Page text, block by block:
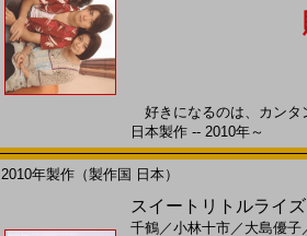
好きになるのは、カン
日本製作 -- 2010年～
2010年製作（製作国 日本）
スイートリトルライ
千鶴／小林十市／ 大島優子